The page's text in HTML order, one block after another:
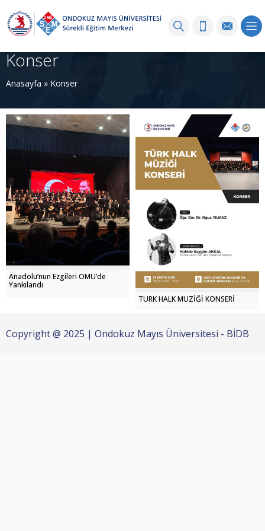
Konser
Anasayfa » Konser
Anadolu’nun Ezgileri OMÜ’de
Yankılandı
TÜRK HALK MÜZİĞİ KONSERİ
Copyright @ 2025 | Ondokuz Mayıs Üniversitesi - BİDB